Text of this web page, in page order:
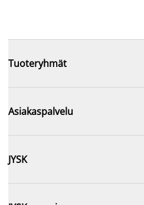
Tuoteryhmät
Asiakaspalvelu
JYSK